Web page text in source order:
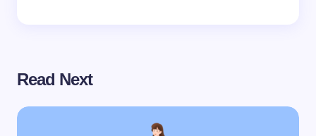
Read Next